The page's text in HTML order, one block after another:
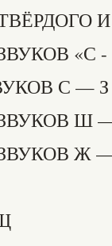
«С -
С —
Ш
Ж